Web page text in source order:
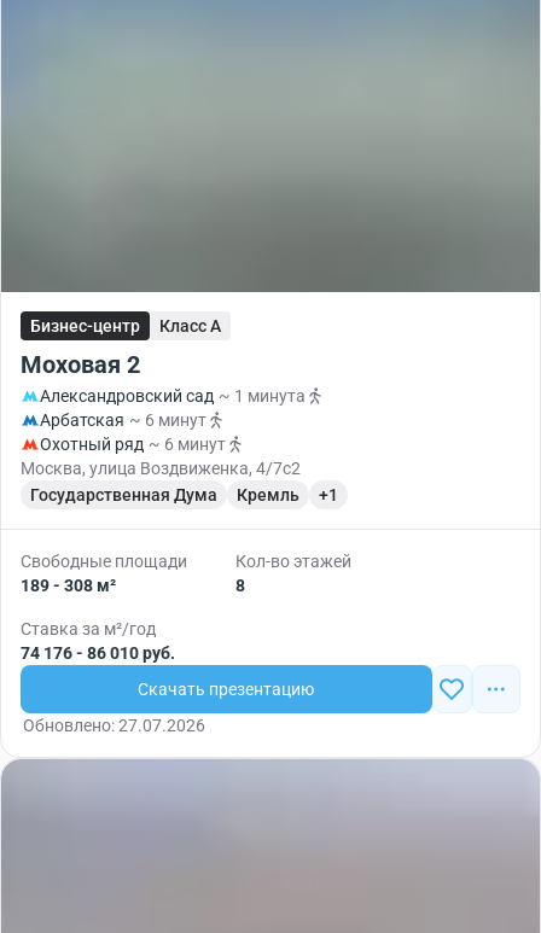
Бизнес-центр Класс A
Моховая 2
Александровский сад ~ 1 минута
Арбатская ~ 6 минут
Охотный ряд ~ 6 минут
Москва, улица Воздвиженка, 4/7с2
Государственная Дума
Кремль +1
Свободные площади
189 - 308 м²
Кол-во этажей
8
Ставка за м²/год
74 176 - 86 010 руб.
Скачать презентацию
Обновлено: 27.07.2026